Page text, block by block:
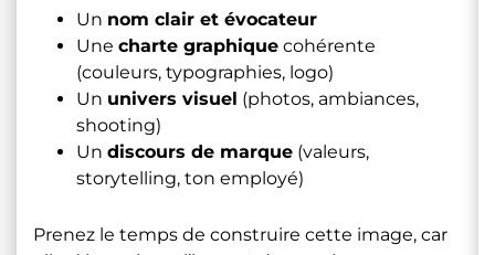
Un nom clair et évocateur
Une charte graphique cohérente
(couleurs, typographies, logo)
Un univers visuel (photos, ambiances,
shooting)
Un discours de marque (valeurs,
storytelling, ton employé)
Prenez le temps de construire cette image, car